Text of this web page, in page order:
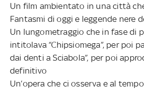
Un film ambientato in una città
Fantasmi di oggi e leggende nere
Un lungometraggio che in fase di
intitolava “Chipsiomega”, per poi
dai denti a Sciabola”, per poi
definitivo
Un’opera che ci osserva e al